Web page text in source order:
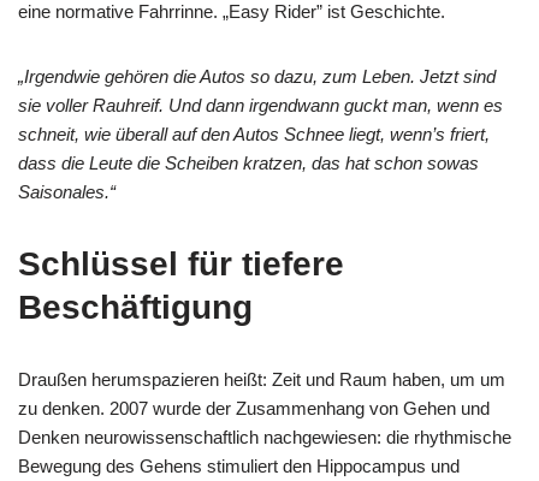
eine normative Fahrrinne. „Easy Rider” ist Geschichte.
„Irgendwie gehören die Autos so dazu, zum Leben. Jetzt sind
sie voller Rauhreif. Und dann irgendwann guckt man, wenn es
schneit, wie überall auf den Autos Schnee liegt, wenn’s friert,
dass die Leute die Scheiben kratzen, das hat schon sowas
Saisonales.“
Schlüssel für tiefere
Beschäftigung
Draußen herumspazieren heißt: Zeit und Raum haben, um um
zu denken. 2007 wurde der Zusammenhang von Gehen und
Denken neurowissenschaftlich nachgewiesen: die rhythmische
Bewegung des Gehens stimuliert den Hippocampus und